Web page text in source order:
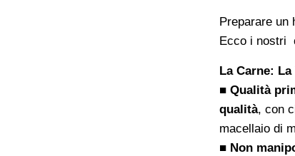
Preparare un
Ecco i nostri
La Carne: La
■ Qualità
qualità, con
macellaio di
■ Non